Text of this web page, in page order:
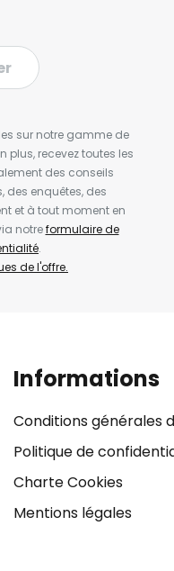
sur notre gamme de
plus, recevez toutes les
des conseils
enquêtes, des
et à tout moment en
notreformulaire de
.
de l'offre.
Informations
Conditions générales
Politique de
Charte Cookies
Mentions légales